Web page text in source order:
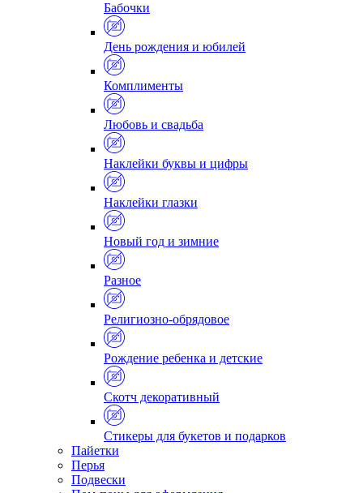
Бабочки
День рождения и юбилей
Комплименты
Любовь и свадьба
Наклейки буквы и цифры
Наклейки глазки
Новый год и зимние
Разное
Религиозно-обрядовое
Рождение ребенка и детские
Скотч декоративный
Стикеры для букетов и подарков
Пайетки
Перья
Подвески